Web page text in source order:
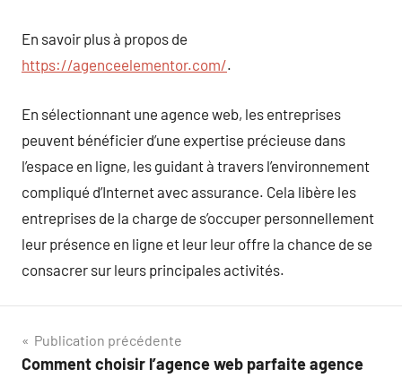
En savoir plus à propos de
https://agenceelementor.com/.
En sélectionnant une agence web, les entreprises
peuvent bénéficier d’une expertise précieuse dans
l’espace en ligne, les guidant à travers l’environnement
compliqué d’Internet avec assurance. Cela libère les
entreprises de la charge de s’occuper personnellement
leur présence en ligne et leur leur offre la chance de se
consacrer sur leurs principales activités.
Navigation
Publication précédente
Comment choisir l’agence web parfaite agence